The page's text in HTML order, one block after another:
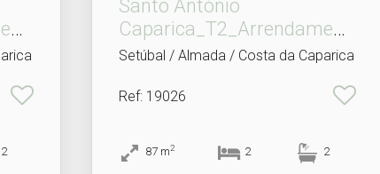
2
Santo António
Caparica_T2_Arrendament
o
Setúbal / Almada / Costa da Caparica
Ref: 19026
87 m2 2 2